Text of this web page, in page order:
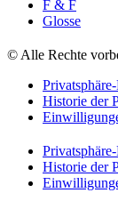
F & F
Glosse
© Alle Rechte
Historie der
Historie der